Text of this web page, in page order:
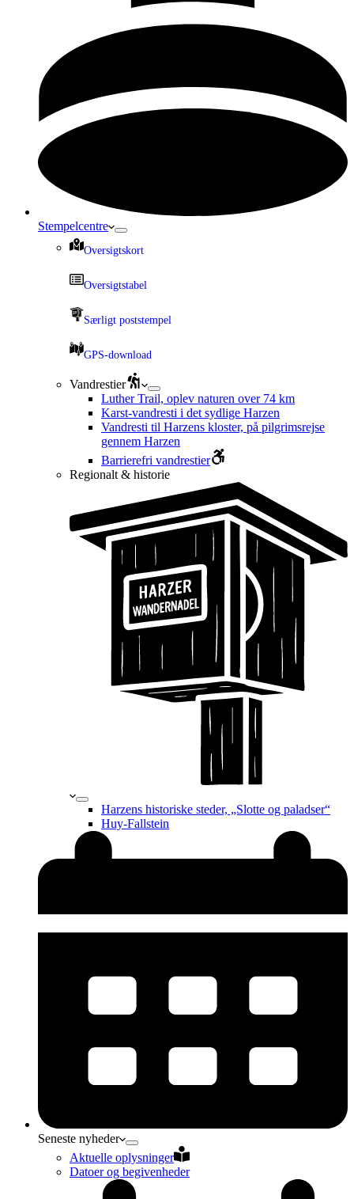
Stempelcentre
Oversigtskort
Oversigtstabel
Særligt poststempel
GPS-download
Vandrestier
Luther Trail, oplev naturen over 74 km
Karst-vandresti i det sydlige Harzen
Vandresti til Harzens kloster, på pilgrimsrejse
gennem Harzen
Barrierefri vandrestier
Regionalt & historie
Harzens historiske steder, „Slotte og paladser“
Huy-Fallstein
Seneste nyheder
Aktuelle oplysninger
Datoer og begivenheder